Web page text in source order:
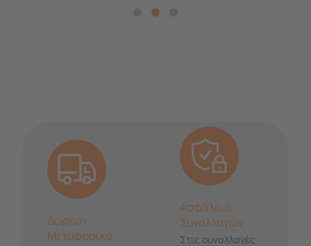
Δωρεάν
Μεταφορικά
Ασφάλεια
Συναλλαγών
Στις συναλλαγές